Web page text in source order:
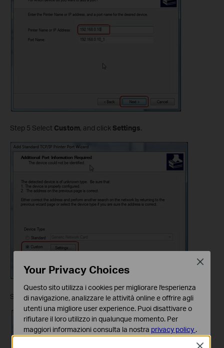
Step 5 Select Custom, and click Settings.
Step 6 ChooseLPR , and input the queue name aslp1. Click
Close
Your Privacy Choices
Questo sito utilizza i cookies per migliorare l'esperienza
di navigazione, analizzare le attività online e offrire agli
utenti una migliore user experience. Puoi disattivare o
rifiutare il loro utilizzo in qualunque momento. Per
maggiori informazioni consulta la nostra privacy policy .
Close